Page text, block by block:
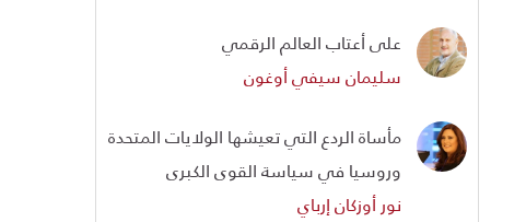
على أعتاب العالم الرقمي
سليمان سيفي أوغون
مأساة الردع التي تعيشها الولايات المتحدة
وروسيا في سياسة القوى الكبرى
نور أوزكان إرباي